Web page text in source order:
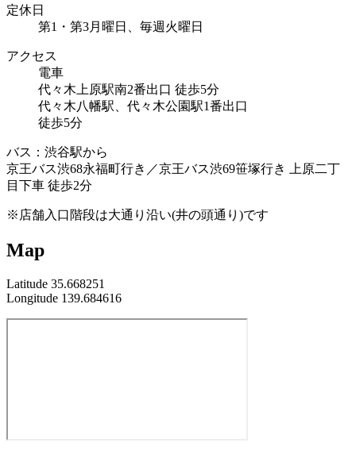
定休日
第1・第3月曜日、毎週火曜日
アクセス
電車
代々木上原駅南2番出口 徒歩5分
代々木八幡駅、代々木公園駅1番出口
徒歩5分
バス：渋谷駅から
京王バス渋68永福町行き／京王バス渋69笹塚行き 上原二丁
目下車 徒歩2分
※店舗入口階段は大通り沿い(井の頭通り)です
Map
Latitude 35.668251
Longitude 139.684616